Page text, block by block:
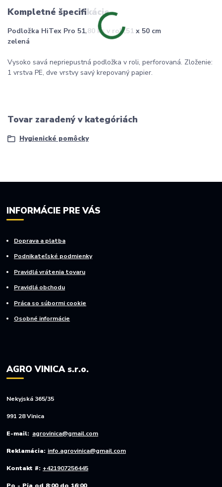
Kompletné špecifikácie
Podložka HiTex Pro 51,80 ks v roli,51 x 50 cm
zelená
Vysoko savá nepriepustná podložka v roli, perforovaná. Zloženie:
1 vrstva PE, dve vrstvy savý krepovaný papier.
Tovar zaradený v kategóriách
Hygienické pomôcky
INFORMÁCIE PRE VÁS
Doprava a platba
Podnikateľské podmienky
Pravidlá vrátenia tovaru
Pravidlá obchodu
Práca so súbormi cookie
Osobné informácie
AGRO VINICA s.r.o.
Nekyjská 365/35
991 28 Vinica
E-mail: agrovinica@gmail.com
Reklamácia: info.agrovinica@gmail.com
Kontakt #: +421907256445